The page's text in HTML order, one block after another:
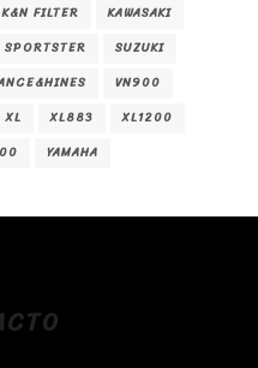
K&N FILTER
KAWASAKI
SPORTSTER
SUZUKI
VN900
XL XL883
XL1200
YAMAHA